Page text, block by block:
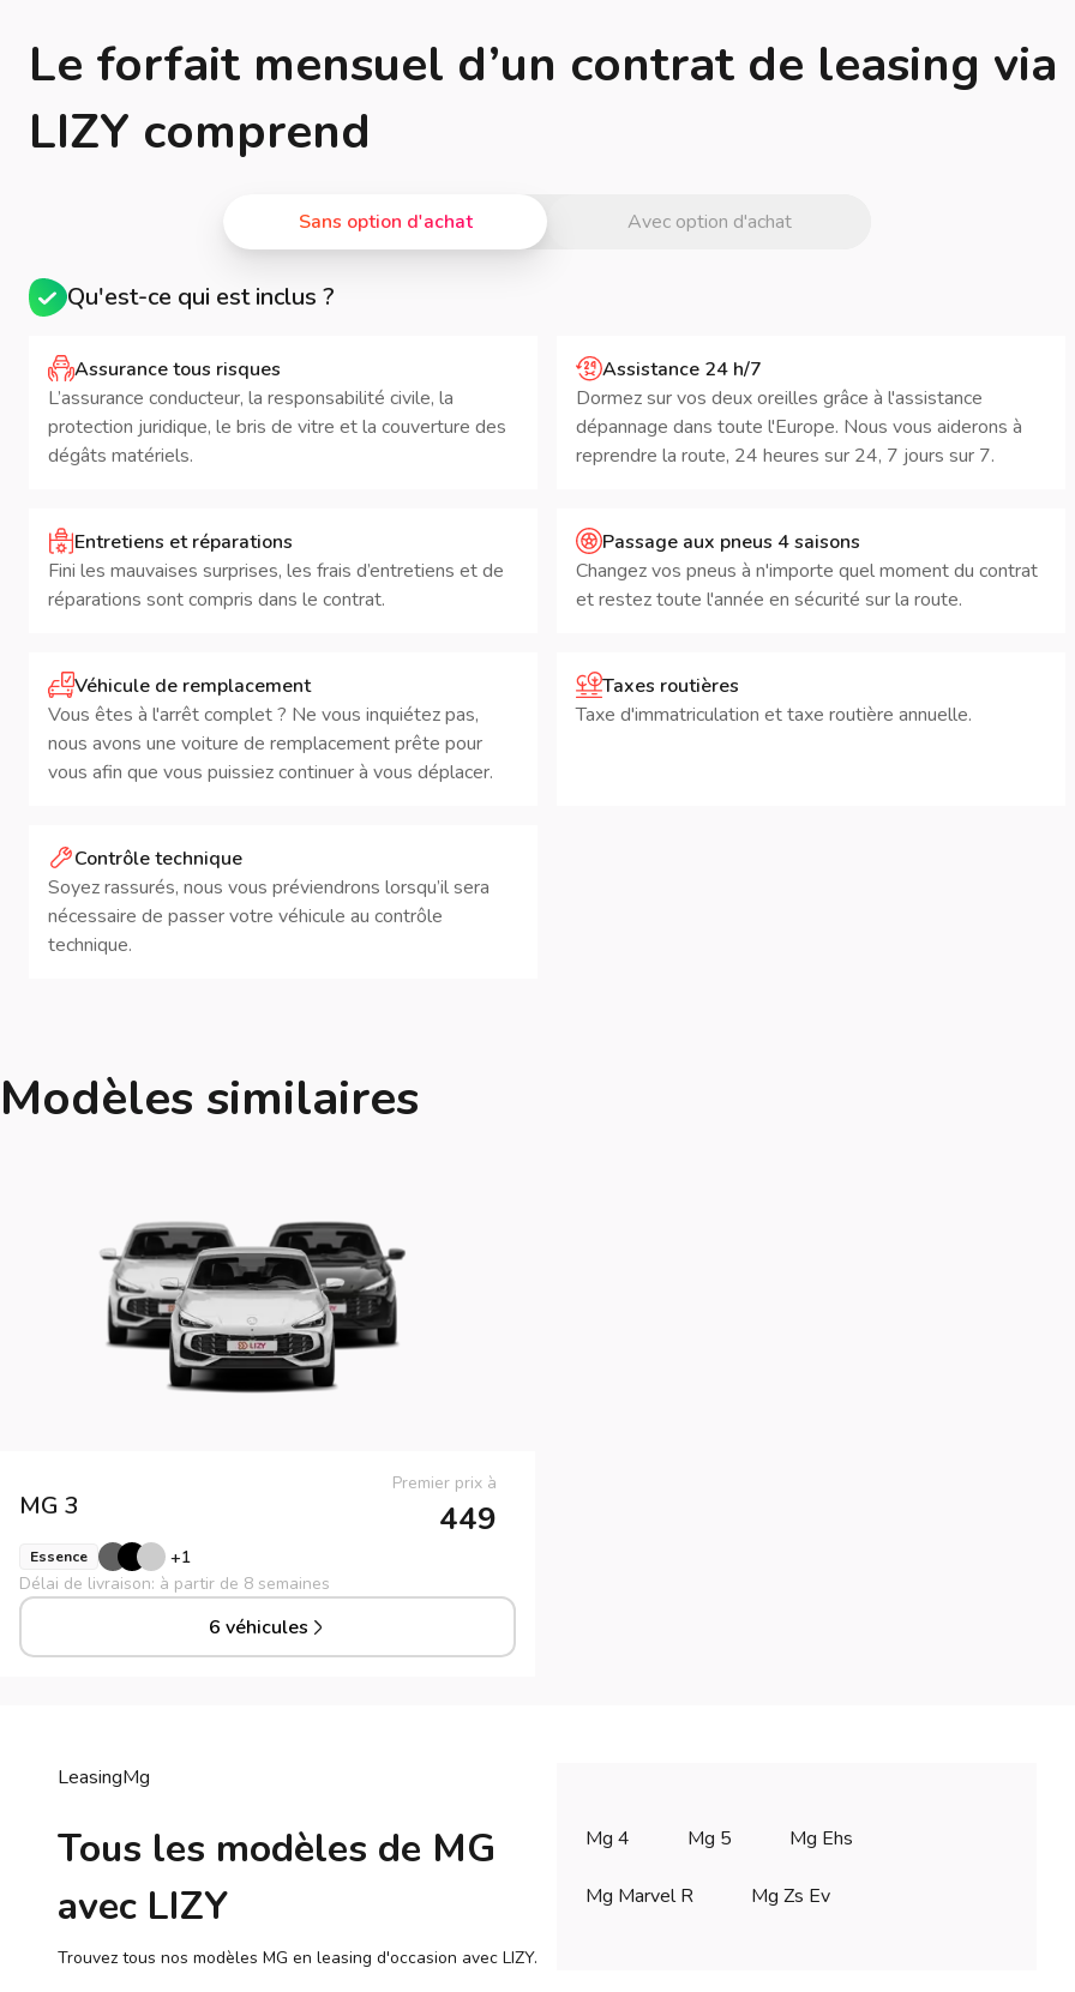
Modèles similaires
MG 3
Premier prix à
449
Essence +1
Délai de livraison: à partir de 8 semaines
6 véhicules
LeasingMg
Tous les modèles de MG
avec LIZY
Trouvez tous nos modèles MG en leasing d'occasion avec LIZY.
Mg 4 Mg 5 Mg Ehs
Mg Marvel R Mg Zs Ev
Le forfait mensuel d’un contrat de leasing via
LIZY comprend
Avec option d'achat
Sans option d'achat
Qu'est-ce qui est inclus ?
Assurance tous risques
L’assurance conducteur, la responsabilité civile, la
protection juridique, le bris de vitre et la couverture des
dégâts matériels.
Assistance 24 h/7
Dormez sur vos deux oreilles grâce à l'assistance
dépannage dans toute l'Europe. Nous vous aiderons à
reprendre la route, 24 heures sur 24, 7 jours sur 7.
Entretiens et réparations
Fini les mauvaises surprises, les frais d’entretiens et de
réparations sont compris dans le contrat.
Passage aux pneus 4 saisons
Changez vos pneus à n'importe quel moment du contrat
et restez toute l'année en sécurité sur la route.
Véhicule de remplacement
Vous êtes à l'arrêt complet ? Ne vous inquiétez pas,
nous avons une voiture de remplacement prête pour
vous afin que vous puissiez continuer à vous déplacer.
Taxes routières
Taxe d'immatriculation et taxe routière annuelle.
Contrôle technique
Soyez rassurés, nous vous préviendrons lorsqu’il sera
nécessaire de passer votre véhicule au contrôle
technique.